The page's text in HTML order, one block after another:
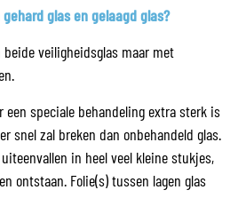
glas en gelaagd glas?
beide veiligheidsglas maar met
een speciale behandeling extra sterk is
snel zal breken dan onbehandeld glas.
in heel veel kleine stukjes,
ontstaan. Folie(s) tussen lagen glas